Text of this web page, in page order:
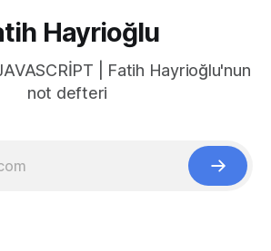
Hayrioğlu
| Fatih Hayrioğlu'nun
not defteri